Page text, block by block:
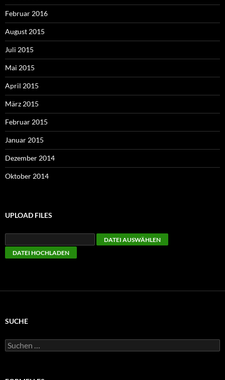
Februar 2016
August 2015
Juli 2015
Mai 2015
April 2015
März 2015
Februar 2015
Januar 2015
Dezember 2014
Oktober 2014
UPLOAD FILES
SUCHE
Suchen
nach: